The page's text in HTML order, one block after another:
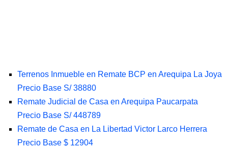
Terrenos Inmueble en Remate BCP en Arequipa La Joya
Precio Base S/ 38880
Remate Judicial de Casa en Arequipa Paucarpata
Precio Base S/ 448789
Remate de Casa en La Libertad Victor Larco Herrera
Precio Base $ 12904